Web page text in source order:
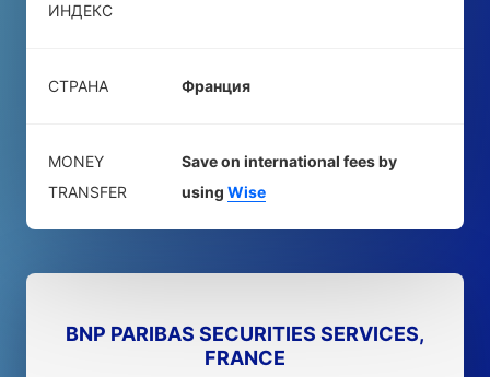
ИНДЕКС
СТРАНА Франция
MONEY
TRANSFER
Save on international fees by
using Wise
BNP PARIBAS SECURITIES SERVICES,
FRANCE